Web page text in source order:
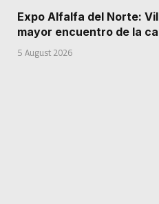
Expo Alfalfa del Norte:
mayor encuentro de la
5 August 2026